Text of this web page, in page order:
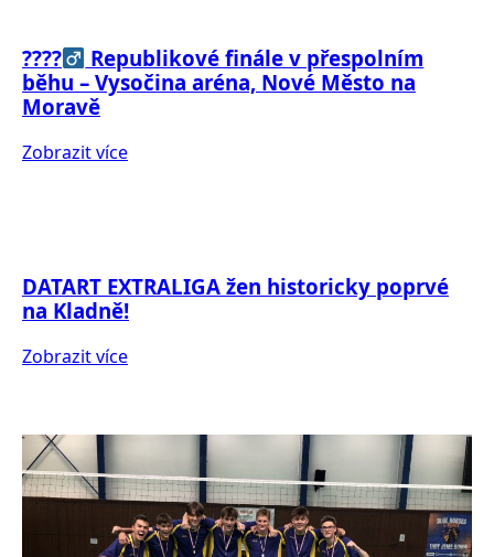
????‍
Republikové finále v přespolním
běhu – Vysočina aréna, Nové Město na
Moravě
Zobrazit více
DATART EXTRALIGA žen historicky poprvé
na Kladně!
Zobrazit více